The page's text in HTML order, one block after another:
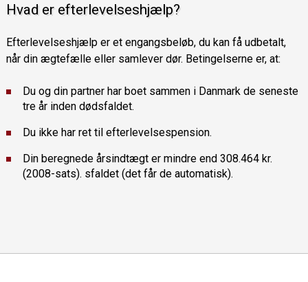
Hvad er efterlevelseshjælp?
Efterlevelseshjælp er et engangsbeløb, du kan få udbetalt,
når din ægtefælle eller samlever dør. Betingelserne er, at:
Du og din partner har boet sammen i Danmark de seneste
tre år inden dødsfaldet.
Du ikke har ret til efterlevelsespension.
Din beregnede årsindtægt er mindre end 308.464 kr.
(2008-sats). sfaldet (det får de automatisk).